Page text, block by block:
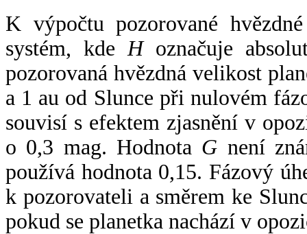
K výpočtu pozorované
systém, kde Hoznačuje
pozorovaná hvězdná velikost
a 1 au od Slunce při nulovém
souvisí s efektem zjasnění v
o 0,3 mag. Hodnota G není
používá hodnota 0,15. Fázový
k pozorovateli a směrem ke
pokud se planetka nachází v